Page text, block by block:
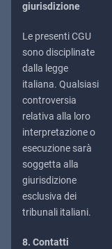
giurisdizione
Le presenti CGU
sono disciplinate
dalla legge
italiana. Qualsiasi
controversia
relativa alla loro
interpretazione o
esecuzione sarà
soggetta alla
giurisdizione
esclusiva dei
tribunali italiani.
8. Contatti